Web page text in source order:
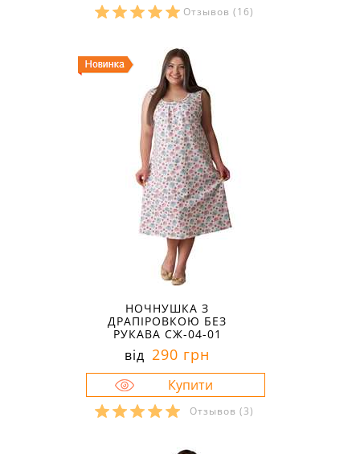
Отзывов (16)
НОЧНУШКА З
ДРАПІРОВКОЮ БЕЗ
РУКАВА СЖ-04-01
від 290 грн
Отзывов (3)